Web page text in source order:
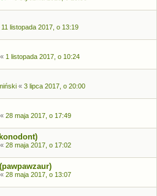
11 listopada 2017, o 13:19
« 1 listopada 2017, o 10:24
« 3 lipca 2017, o 20:00
« 28 maja 2017, o 17:49
« 28 maja 2017, o 17:02
« 28 maja 2017, o 13:07